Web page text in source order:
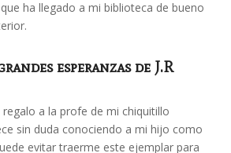
ha llegado a mi biblioteca de bueno
esperanzasde J.R
a la profe de mi chiquitillo
sin duda conociendo a mi hijo como
evitar traerme este ejemplar para